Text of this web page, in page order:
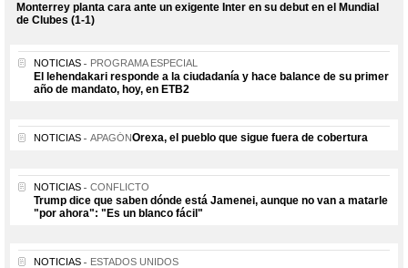
Monterrey planta cara ante un exigente Inter en su debut en el Mundial
de Clubes (1-1)
NOTICIAS PROGRAMA ESPECIAL
El lehendakari responde a la ciudadanía y hace balance de su primer
año de mandato, hoy, en ETB2
NOTICIAS APAGÓNOrexa, el pueblo que sigue fuera de cobertura
NOTICIAS CONFLICTO
Trump dice que saben dónde está Jamenei, aunque no van a matarle
"por ahora": "Es un blanco fácil"
NOTICIAS ESTADOS UNIDOS